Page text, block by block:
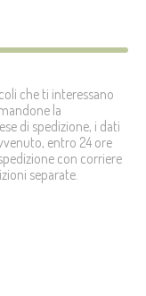
che ti interessano
la
di spedizione, i dati
entro 24 ore
con corriere
separate.